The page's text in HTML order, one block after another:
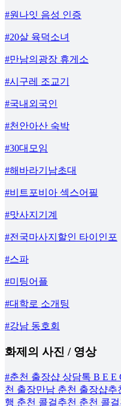
#원나잇 음성 인증
#20살 육덕소녀
#만남의광장 휴게소
#시구레 조교기
#국내외국인
#천안아산 숙박
#30대모임
#해바라기남초대
#비트포비아 섹스어필
#맛사지기계
#전국마사지할인 타이인포
#스파
#미팅어플
#대학로 소개팅
#강남 동호회
화제의 사진 / 영상
#춘천 출장샵 상담톡 B E E
천 출장만남 춘천 출장샵
행 춘천 콜걸추천 춘천 콜